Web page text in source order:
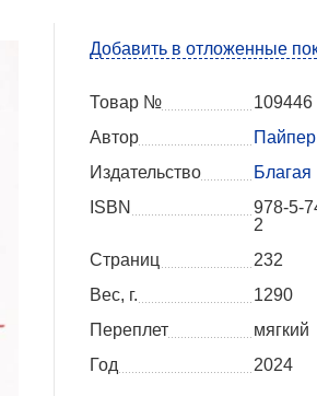
Добавить в отложенные
Товар №
109446
Автор
Издательство
Благая
ISBN
978-5-
2
Страниц
232
Вес, г.
1290
Переплет
мягкий
Год
2024